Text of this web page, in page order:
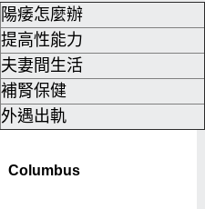
陽痿怎麼辦
提高性能力
夫妻間生活
補腎保健
外遇出軌